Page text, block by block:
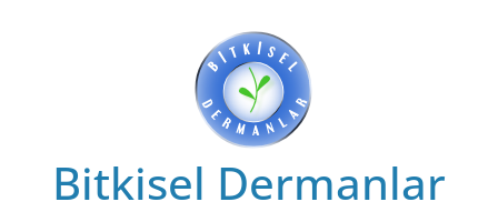
Bitkisel Dermanlar